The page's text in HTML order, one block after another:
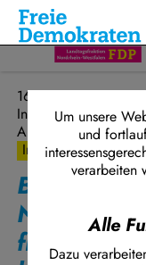
Direkt zum Inhalt
16.04.2024
Innenpolitik,
Antrag
Initiative
Nordrhein-
Um unsere
und
verarbeiten
Alle
Dazu